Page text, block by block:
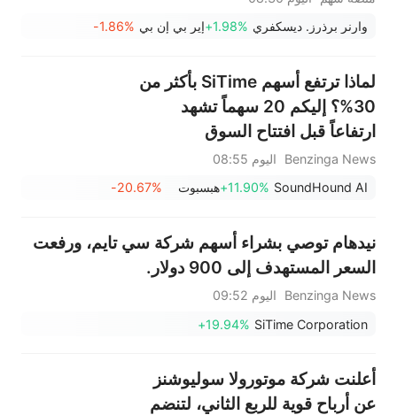
أغسطس)
وارنر برذرز. ديسكفري +1.98%إير بي إن بي -1.86%
لماذا ترتفع أسهم SiTime بأكثر من
30%؟ إليكم 20 سهماً تشهد
ارتفاعاً قبل افتتاح السوق
Benzinga News
اليوم 08:55
SoundHound AI
+11.90%هبسبوت -20.67%
نيدهام توصي بشراء أسهم شركة سي تايم، ورفعت
السعر المستهدف إلى 900 دولار.
Benzinga News
اليوم 09:52
SiTime Corporation
+19.94%
أعلنت شركة موتورولا سوليوشنز
عن أرباح قوية للربع الثاني، لتنضم